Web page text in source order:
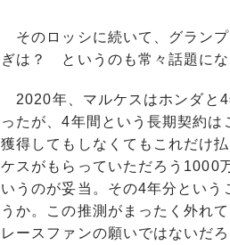
そのロッシに続いて、グラン
ぎは？ というのも常々話題にな
2020年、マルケスはホンダと4
ったが、4年間という長期契約
獲得してもしなくてもこれだけ
ケスがもらっていただろう1000
いうのが妥当。その4年分とい
うか。この推測がまったく外れ
レースファンの願いではないだ